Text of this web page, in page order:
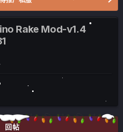
Rake Mod-v1.4
回帖